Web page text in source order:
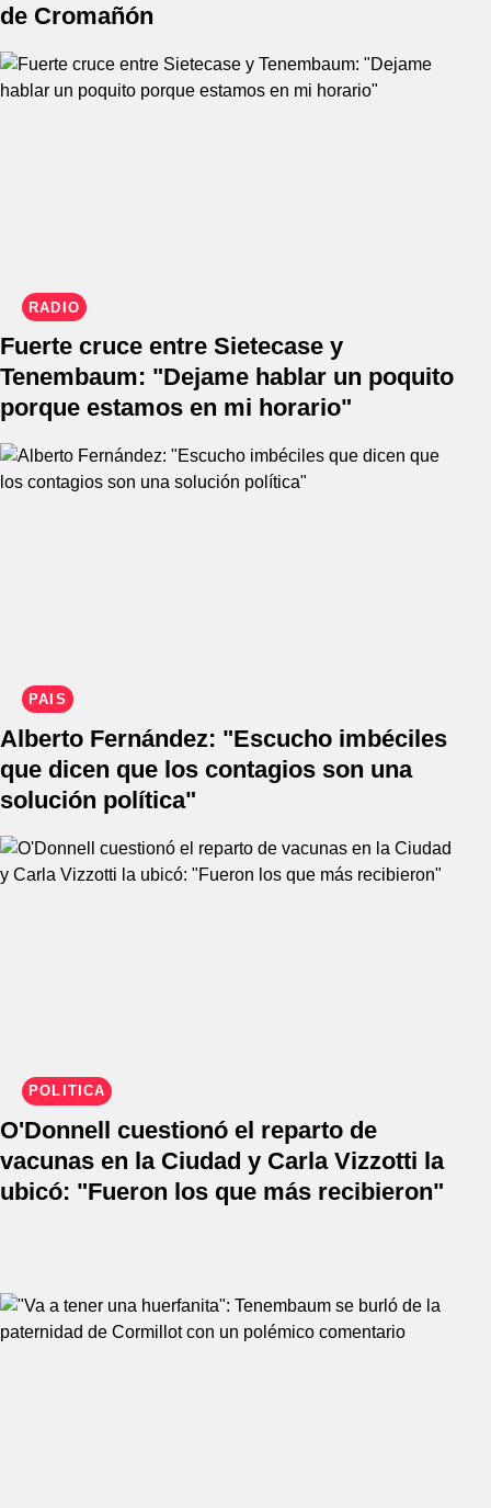
de Cromañón
RADIO
Fuerte cruce entre Sietecase y
Tenembaum: "Dejame hablar un poquito
porque estamos en mi horario"
PAÍS
Alberto Fernández: "Escucho imbéciles
que dicen que los contagios son una
solución política"
POLÍTICA
O'Donnell cuestionó el reparto de
vacunas en la Ciudad y Carla Vizzotti la
ubicó: "Fueron los que más recibieron"